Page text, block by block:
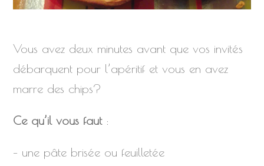
Vous avez deux minutes avant que vos invités
débarquent pour l’apéritif et vous en avez
marre des chips?
Ce qu’il vous faut:
– une pâte brisée ou feuilletée